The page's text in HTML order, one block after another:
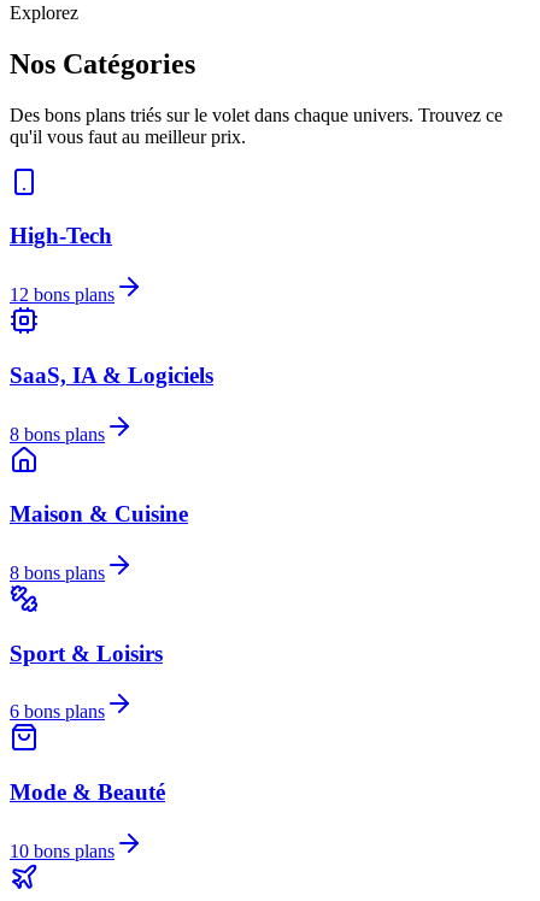
Explorez
Nos Catégories
Des bons plans triés sur le volet dans chaque univers. Trouvez ce
qu'il vous faut au meilleur prix.
High-Tech
12 bons plans
SaaS, IA & Logiciels
8 bons plans
Maison & Cuisine
8 bons plans
Sport & Loisirs
6 bons plans
Mode & Beauté
10 bons plans